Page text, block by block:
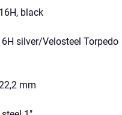
black
silver/Velosteel Torpedo
mm